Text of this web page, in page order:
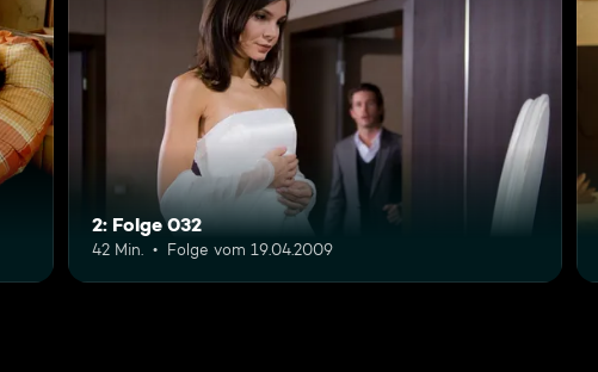
2: Folge 032
42 Min. Folge vom 19.04.2009